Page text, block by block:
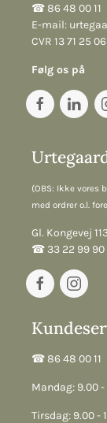
☎︎ 86 48 00 11
E-mail:
CVR 13 71 25 06
Følg os på
(OBS: Ikke vores
med ordrer o.l.
Gl. Kongevej
☎︎ 33 22 99 90
☎︎ 86 48 00 11
Mandag: 9.00 -
Tirsdag: 9.00 -